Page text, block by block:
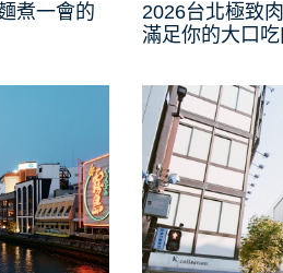
煮一會的
2026台北極致
滿足你的大口